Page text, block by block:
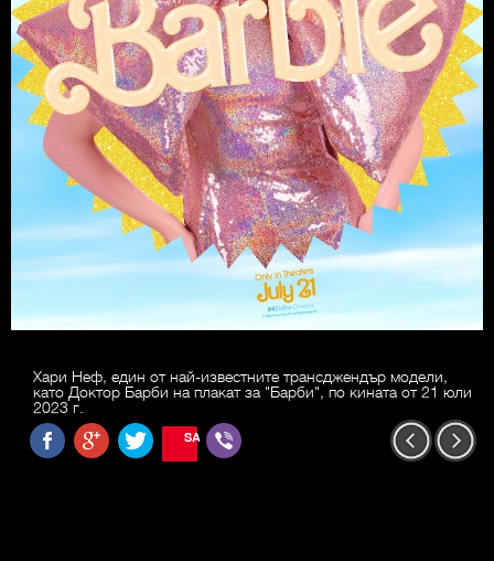
Хари Неф, един от най-известните трансджендър модели,
като Доктор Барби на плакат за "Барби", по кината от 21 юли
2023 г.
SAVE